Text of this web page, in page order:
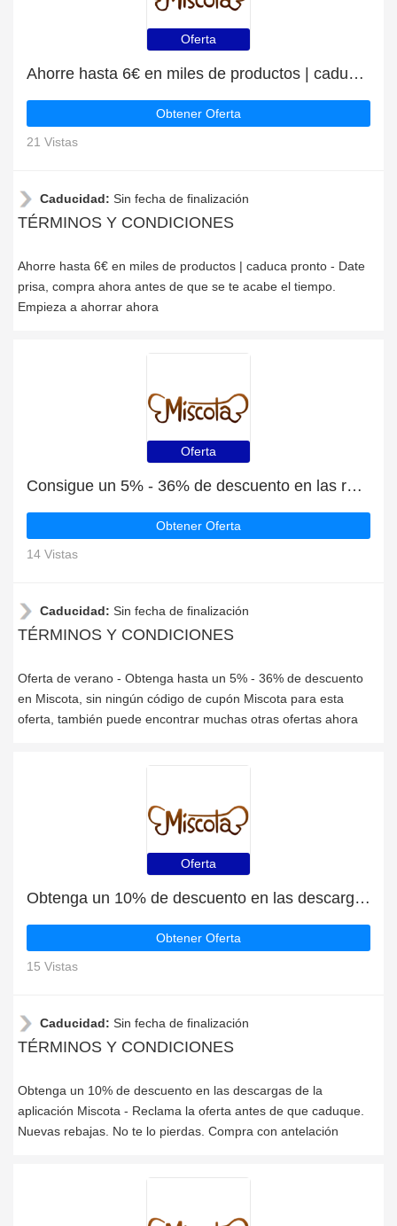
Oferta
Ahorre hasta 6€ en miles de productos | caduca pronto
Obtener Oferta
21 Vistas
Caducidad: Sin fecha de finalización
TÉRMINOS Y CONDICIONES
Ahorre hasta 6€ en miles de productos | caduca pronto - Date
prisa, compra ahora antes de que se te acabe el tiempo.
Empieza a ahorrar ahora
Oferta
Consigue un 5% - 36% de descuento en las rebajas de verano en Miscota
Obtener Oferta
14 Vistas
Caducidad: Sin fecha de finalización
TÉRMINOS Y CONDICIONES
Oferta de verano - Obtenga hasta un 5% - 36% de descuento
en Miscota, sin ningún código de cupón Miscota para esta
oferta, también puede encontrar muchas otras ofertas ahora
Oferta
Obtenga un 10% de descuento en las descargas de la aplicación Miscota
Obtener Oferta
15 Vistas
Caducidad: Sin fecha de finalización
TÉRMINOS Y CONDICIONES
Obtenga un 10% de descuento en las descargas de la
aplicación Miscota - Reclama la oferta antes de que caduque.
Nuevas rebajas. No te lo pierdas. Compra con antelación